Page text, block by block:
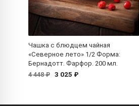
Чашка с блюдцем чайная
«Северное лето» 1/2 Форма:
Бернадотт. Фарфор. 200 мл.
4 448 ₽ 3 025 ₽